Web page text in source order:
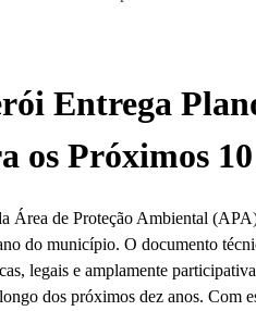
Entrega
os Próximos
de Proteção Ambiental
do município. O documento
legais e amplamente
dos próximos dez anos. Com